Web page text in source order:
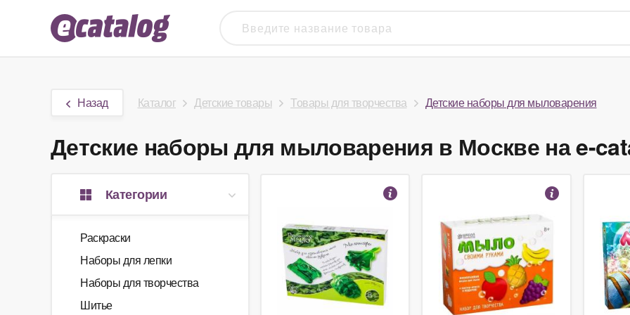
Назад Каталог Детские товары Товары для творчества Детские наборы для мыловарения
Детские наборы для мыловарения в Москве на e-
Категории
Раскраски
Наборы для лепки
Наборы для творчества
Шитье